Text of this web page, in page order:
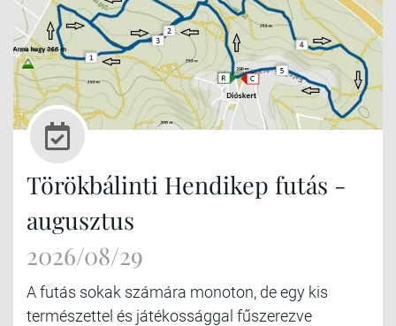
Törökbálinti Hendikep futás -
augusztus
2026/08/29
A futás sokak számára monoton, de egy kis
természettel és játékossággal fűszerezve